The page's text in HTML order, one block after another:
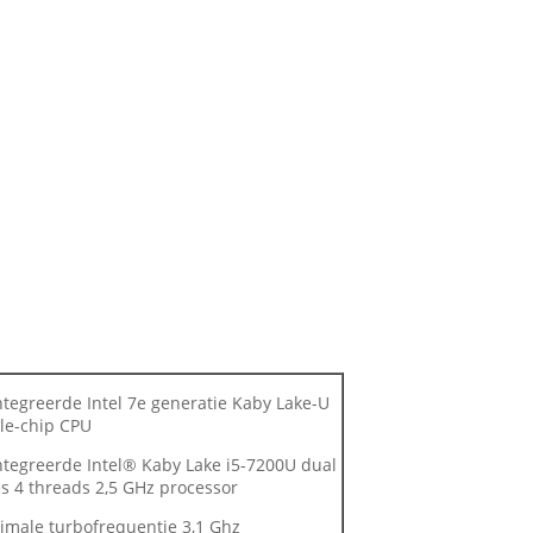
Intel 7e generatie Kaby Lake-U
chip CPU
Intel® Kaby Lake i5-7200U dual
4 threads 2,5 GHz processor
turbofrequentie 3,1 Ghz